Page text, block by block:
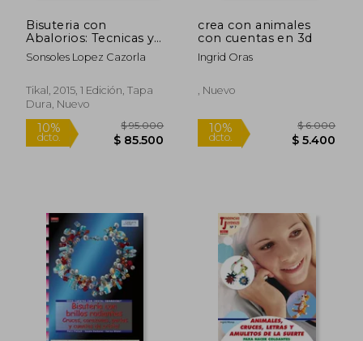
45%
dcto.
10%
dcto.
Bisuteria con
Abalorios: Tecnicas y
Proyectos
Sonsoles Lopez Cazorla
Tikal, 2015, 1 Edición, Tapa
Dura, Nuevo
crea con animales
con cuentas en 3d
Ingrid Oras
, Nuevo